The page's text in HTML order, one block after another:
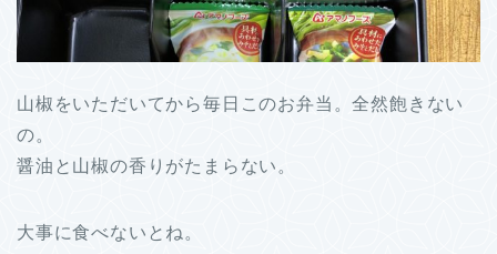
山椒をいただいてから毎日このお弁当。全然飽きない
の。
醤油と山椒の香りがたまらない。
大事に食べないとね。